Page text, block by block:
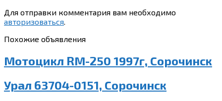
Для отправки комментария вам необходимо
авторизоваться.
Похожие объявления
Мотоцикл RM-250 1997г, Сорочинск
Урал 63704-0151, Сорочинск